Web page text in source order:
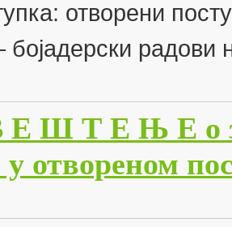
отворени
бојадерски радови
Ш Т Е Њ Е о
отвореном